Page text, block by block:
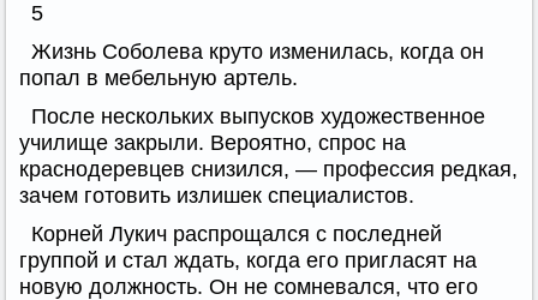
5
Жизнь Соболева круто изменилась, когда он
попал в мебельную артель.
После нескольких выпусков художественное
училище закрыли. Вероятно, спрос на
краснодеревцев снизился, — профессия редкая,
зачем готовить излишек специалистов.
Корней Лукич распрощался с последней
группой и стал ждать, когда его пригласят на
новую должность. Он не сомневался, что его